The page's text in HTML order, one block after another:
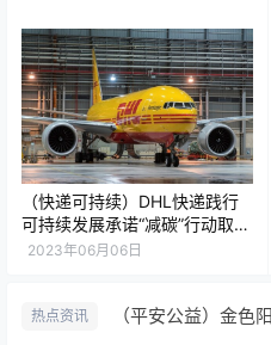
（快递可持续）DHL快递践行
可持续发展承诺“减碳”行动取得
积极成效
2023年06月06日
热点资讯